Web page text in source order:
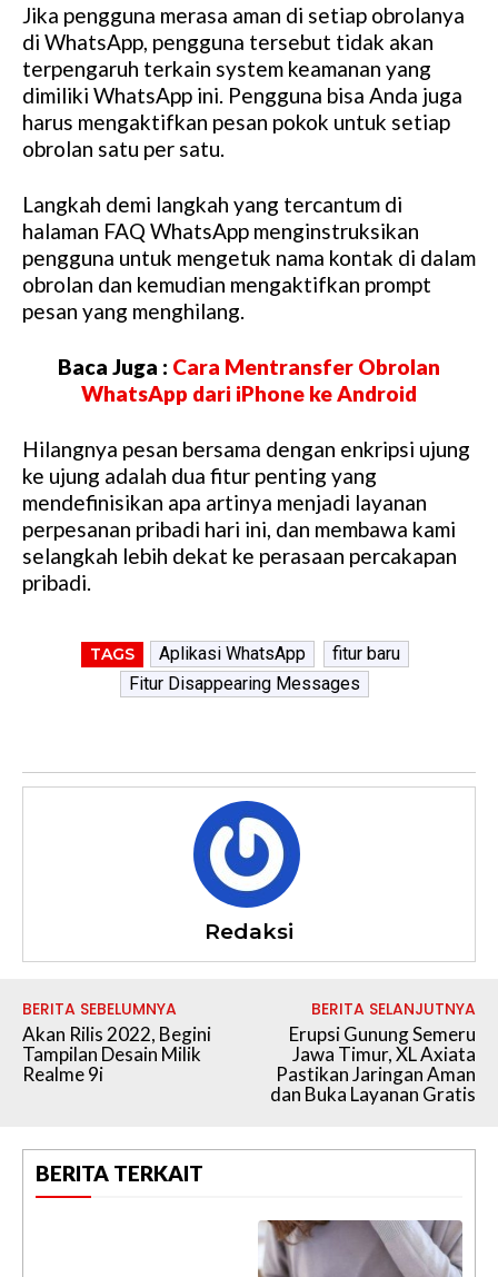
Jika pengguna merasa aman di setiap obrolanya
di WhatsApp, pengguna tersebut tidak akan
terpengaruh terkain system keamanan yang
dimiliki WhatsApp ini. Pengguna bisa Anda juga
harus mengaktifkan pesan pokok untuk setiap
obrolan satu per satu.
Langkah demi langkah yang tercantum di
halaman FAQ WhatsApp menginstruksikan
pengguna untuk mengetuk nama kontak di dalam
obrolan dan kemudian mengaktifkan prompt
pesan yang menghilang.
Baca Juga : Cara Mentransfer Obrolan
WhatsApp dari iPhone ke Android
Hilangnya pesan bersama dengan enkripsi ujung
ke ujung adalah dua fitur penting yang
mendefinisikan apa artinya menjadi layanan
perpesanan pribadi hari ini, dan membawa kami
selangkah lebih dekat ke perasaan percakapan
pribadi.
TAGS Aplikasi WhatsApp
fitur baru
Fitur Disappearing Messages
Redaksi
BERITA SEBELUMNYA
Akan Rilis 2022, Begini
Tampilan Desain Milik
Realme 9i
BERITA SELANJUTNYA
Erupsi Gunung Semeru
Jawa Timur, XL Axiata
Pastikan Jaringan Aman
dan Buka Layanan Gratis
BERITA TERKAIT